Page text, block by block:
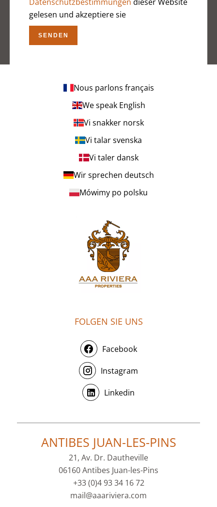
gelesen und akzeptiere sie
SENDEN
Nous parlons français
We speak English
Vi snakker norsk
Vi talar svenska
Vi taler dansk
Wir sprechen deutsch
Mówimy po polsku
FOLGEN SIE UNS
Facebook
Instagram
Linkedin
ANTIBES JUAN-LES-PINS
21, Av. Dr. Dautheville
06160 Antibes Juan-les-Pins
+33 (0)4 93 34 16 72
mail@aaariviera.com